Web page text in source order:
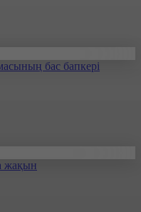
бас бапкері
жақын